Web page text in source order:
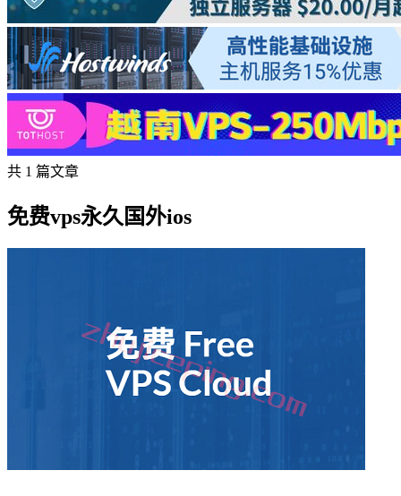
共 1 篇文章
免费vps永久国外ios